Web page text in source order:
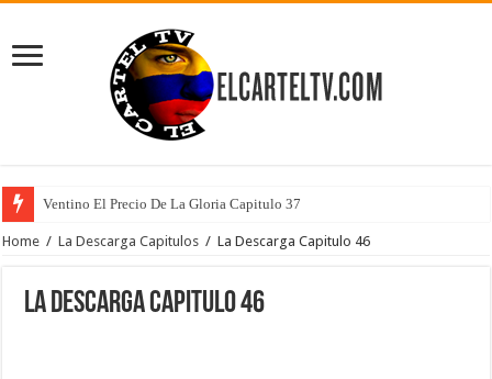
Ventino El Precio De La Gloria Capitulo 37
Home / La Descarga Capitulos / La Descarga Capitulo 46
La Descarga Capitulo 46